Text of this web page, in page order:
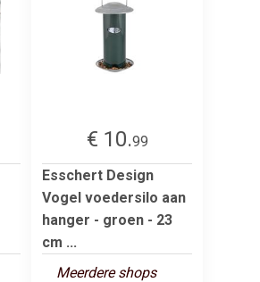
€ 10.99
Esschert Design
Vogel voedersilo aan
hanger - groen - 23
cm ...
Meerdere shops